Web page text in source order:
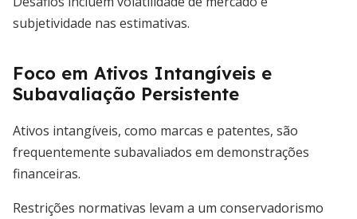
subjetividade nas estimativas.
Foco em Ativos Intangíveis e
Subavaliação Persistente
Ativos intangíveis, como marcas e patentes, são
frequentemente subavaliados em demonstrações
financeiras.
Restrições normativas levam a um conservadorismo